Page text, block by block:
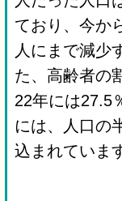
ており、今か
人にまで減少
た、高齢者の
22年には27.5
には、人口の
込まれていま